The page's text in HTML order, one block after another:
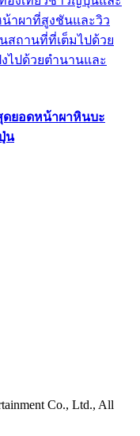
าผาที่สูงชันและวิว
สถานที่ที่เต็มไปด้วย
ไปด้วยตำนานและ
ดยอดหน้าผาหินบะ
น
Co., Ltd., All